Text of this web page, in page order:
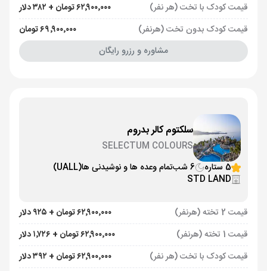
قیمت کودک با تخت (هر نفر)
۶۲٬۹۰۰٬۰۰۰ تومان + ۳۸۲ دلار
قیمت کودک بدون تخت (هرنفر)
۶۹٬۹۰۰٬۰۰۰ تومان
مشاوره و رزرو رایگان
سلکتوم کالر بدروم
SELECTUM COLOURS
5 ستاره
6 شب تمام وعده ها و نوشیدنی ها(UALL)
STD LAND
قیمت 2 تخته (هرنفر)
۶۲٬۹۰۰٬۰۰۰ تومان + ۹۲۵ دلار
قیمت 1 تخته (هرنفر)
۶۲٬۹۰۰٬۰۰۰ تومان + ۱٬۷۲۶ دلار
قیمت کودک با تخت (هر نفر)
۶۲٬۹۰۰٬۰۰۰ تومان + ۳۹۲ دلار